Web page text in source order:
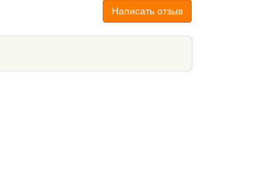
Написать отзыв